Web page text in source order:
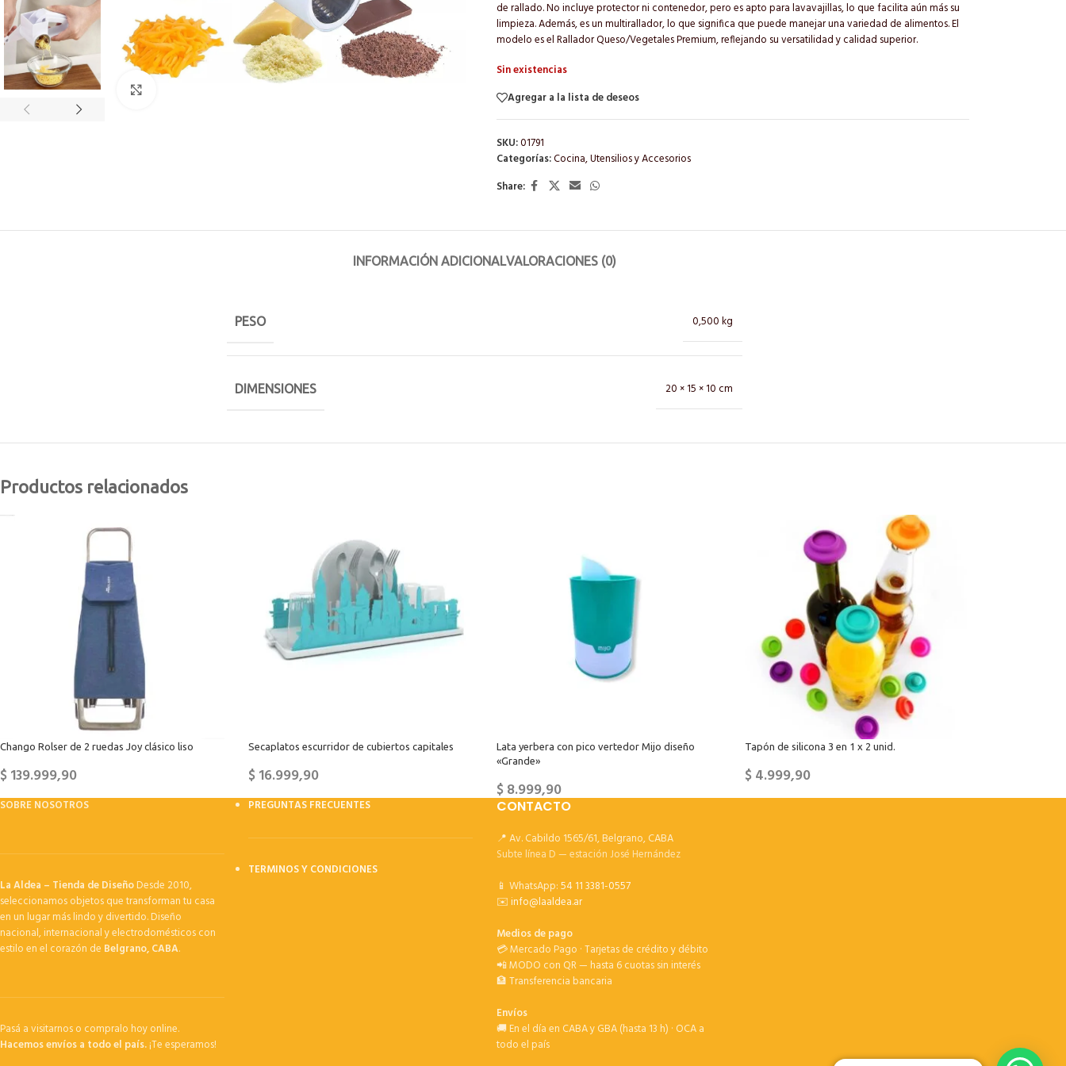
de rallado. No incluye protector ni contenedor, pero es apto para lavavajillas, lo que facilita aún más su
limpieza. Además, es un multirallador, lo que significa que puede manejar una variedad de alimentos. El
modelo es el Rallador Queso/Vegetales Premium, reflejando su versatilidad y calidad superior.
Sin existencias
Agregar a la lista de deseos
SKU:01791
Categorías:Cocina,Utensilios y Accesorios
Share:
INFORMACIÓN ADICIONALVALORACIONES (0)
PESO 0,500 kg
DIMENSIONES 20 × 15 × 10 cm
Productos relacionados
Chango Rolser de 2 ruedas Joy clásico liso
$139.999,90
Secaplatos escurridor de cubiertos capitales
$16.999,90
Lata yerbera con pico vertedor Mijo diseño
«Grande»
$8.999,90
Tapón de silicona 3 en 1 x 2 unid.
$4.999,90
SOBRE NOSOTROS
La Aldea – Tienda de DiseñoDesde 2010,
seleccionamos objetos que transforman tu casa
en un lugar más lindo y divertido. Diseño
nacional, internacional y electrodomésticos con
estilo en el corazón de Belgrano, CABA.
Pasá a visitarnos o compralo hoy online.
Hacemos envíos a todo el país.¡Te esperamos!
PREGUNTAS FRECUENTES
TERMINOS Y CONDICIONES
CONTACTO
📍 Av. Cabildo 1565/61, Belgrano, CABA
Subte línea D — estación José Hernández
📱 WhatsApp:54 11 3381-0557
✉️info@laaldea.ar
Medios de pago
💳 Mercado Pago · Tarjetas de crédito y débito
📲 MODO con QR — hasta 6 cuotas sin interés
🏦 Transferencia bancaria
Envíos
🚚 En el día en CABA y GBA (hasta 13 h) · OCA a
todo el país